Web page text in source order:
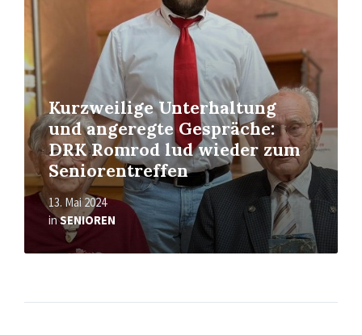
Kurzweilige Unterhaltung
und angeregte Gespräche:
DRK Romrod lud wieder zum
Seniorentreffen
13. Mai 2024
inSENIOREN